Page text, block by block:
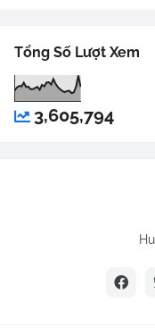
Tổng Số Lượt Xem
3,605,794